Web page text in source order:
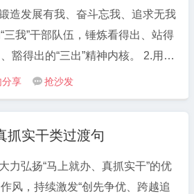
“组合招式” 3. 织密“四张网” 持续
部监督质效 紧盯“关键少数”，突
监督。 把握“重点环节”，抓实选
督。 拧紧“责任发条”，推进整改监督。
造发展有我、奋斗忘我、追求无我
三我”干部队伍，锤炼看得出、站得
豁得出的“三出”精神内核。 2.用信
激发干劲，迸发“欲与天公试比高”的
；把挑战当作激励，昂扬“在困难
、工作、做人、身体“五条底线”，争
忠心、用心、细心、虚心、热心“五
4.不是坐而论道的清谈客，
分享  抢沙发
抓实干类过渡句
力弘扬“马上就办、真抓实干”的优
风，持续激发“创先争优、跨越追